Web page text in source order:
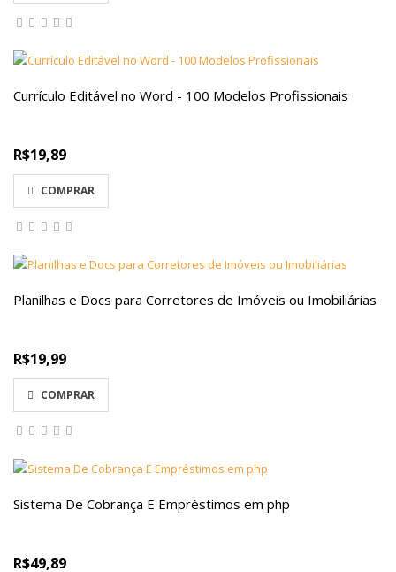
Currículo Editável no Word - 100 Modelos Profissionais
R$19,89
COMPRAR
Planilhas e Docs para Corretores de Imóveis ou Imobiliárias
R$19,99
COMPRAR
Sistema De Cobrança E Empréstimos em php
R$49,89